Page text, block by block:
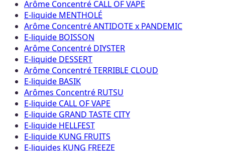
Arôme Concentré CALL OF VAPE
E-liquide MENTHOLÉ
Arôme Concentré ANTIDOTE x PANDEMIC
E-liquide BOISSON
Arôme Concentré DIYSTER
E-liquide DESSERT
Arôme Concentré TERRIBLE CLOUD
E-liquide BASIK
Arômes Concentré RUTSU
E-liquide CALL OF VAPE
E-liquide GRAND TASTE CITY
E-liquide HELLFEST
E-liquide KUNG FRUITS
E-liquides KUNG FREEZE